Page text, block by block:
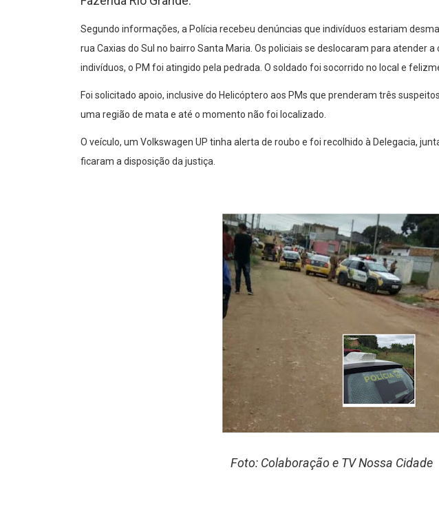
Segundo informações, a Polícia recebeu denúncias que indivíduos estariam
rua Caxias do Sul no bairro Santa Maria. Os policiais se deslocaram para atender
indivíduos, o PM foi atingido pela pedrada. O soldado foi socorrido no local e
Foi solicitado apoio, inclusive do Helicóptero aos PMs que prenderam três
uma região de mata e até o momento não foi localizado.
O veículo, um Volkswagen UP tinha alerta de roubo e foi recolhido à Delegacia,
ficaram a disposição da justiça.
Foto: Colaboração e TV Nossa Cidade